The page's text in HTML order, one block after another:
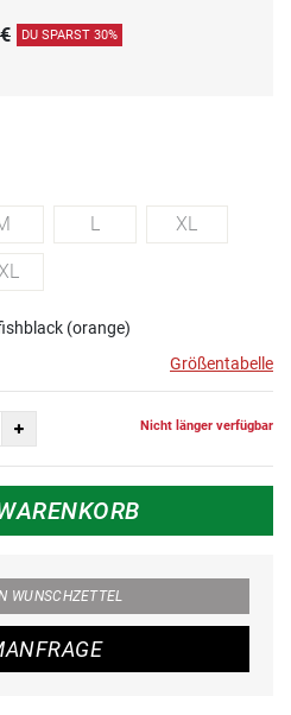
DU SPARST 30%
L XL
(orange)
Größentabelle
Nicht länger verfügbar
WUNSCHZETTEL